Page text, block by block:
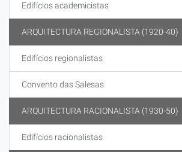
Edifícios academicistas
ARQUITECTURA REGIONALISTA (1920-40)
Edifícios regionalistas
Convento das Salesas
ARQUITECTURA RACIONALISTA (1930-50)
Edifícios racionalistas